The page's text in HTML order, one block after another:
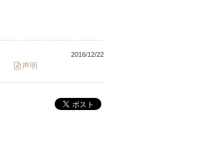
2016/12/22
声明